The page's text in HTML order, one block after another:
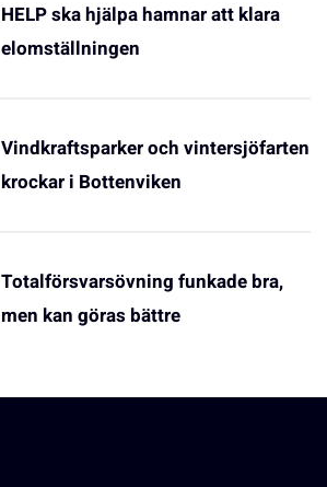
HELP ska hjälpa hamnar att klara
elomställningen
Vindkraftsparker och vintersjöfarten
krockar i Bottenviken
Totalförsvarsövning funkade bra,
men kan göras bättre